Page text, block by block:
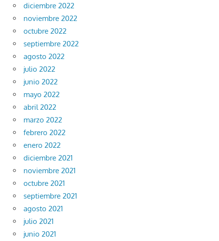
diciembre 2022
noviembre 2022
octubre 2022
septiembre 2022
agosto 2022
julio 2022
junio 2022
mayo 2022
abril 2022
marzo 2022
febrero 2022
enero 2022
diciembre 2021
noviembre 2021
octubre 2021
septiembre 2021
agosto 2021
julio 2021
junio 2021